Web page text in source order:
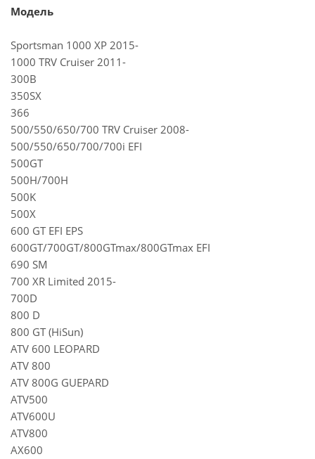
Модель
Sportsman 1000 XP 2015-
1000 TRV Cruiser 2011-
300B
350SX
366
500/550/650/700 TRV Cruiser 2008-
500/550/650/700/700i EFI
500GT
500H/700H
500K
500X
600 GT EFI EPS
600GT/700GT/800GTmax/800GTmax EFI
690 SM
700 XR Limited 2015-
700D
800 D
800 GT (HiSun)
ATV 600 LEOPARD
ATV 800
ATV 800G GUEPARD
ATV500
ATV600U
ATV800
AX600